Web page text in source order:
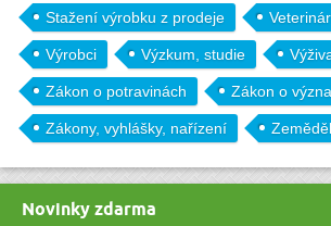
Stažení výrobku z prodeje
Výrobci Výzkum, studie
Zákon o potravinách Zákon o
Zákony, vyhlášky, nařízení
Novinky zdarma